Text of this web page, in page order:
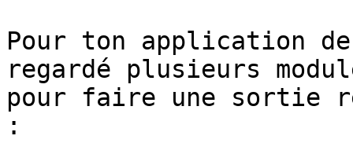
Pour ton application
regardé plusieurs
pour faire une sortie
: